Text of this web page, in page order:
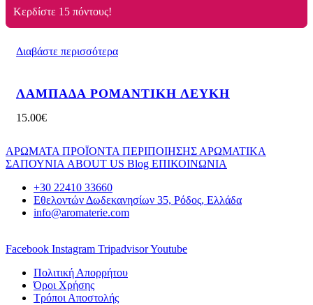
Κερδίστε 15 πόντους!
Διαβάστε περισσότερα
ΛΑΜΠΑΔΑ ΡΟΜΑΝΤΙΚΗ ΛΕΥΚΗ
15.00€
ΑΡΩΜΑΤΑ ΠΡΟΪΟΝΤΑ ΠΕΡΙΠΟΙΗΣΗΣ ΑΡΩΜΑΤΙΚΑ
ΣΑΠΟΥΝΙΑ ABOUT US Blog ΕΠΙΚΟΙΝΩΝΙΑ
+30 22410 33660
Εθελοντών Δωδεκανησίων 35, Ρόδος, Ελλάδα
info@aromaterie.com
Facebook Instagram TripadvisorYoutube
Πολιτική Απορρήτου
Όροι Χρήσης
Τρόποι Αποστολής